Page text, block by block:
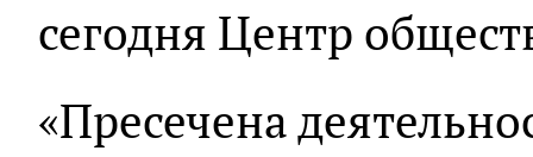
сегодня Центр
«Пресечена